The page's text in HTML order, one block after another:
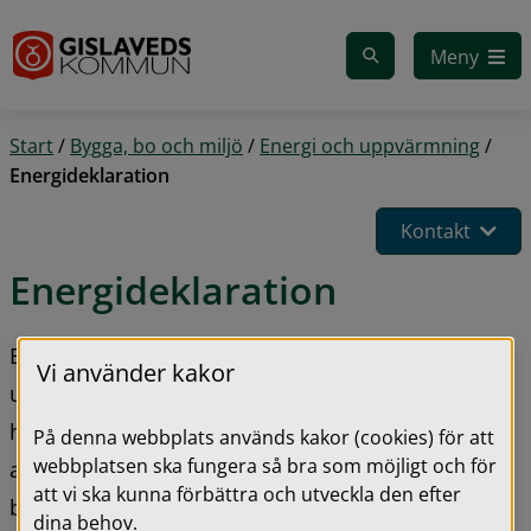
Meny
Start/ Bygga, bo och miljö / Energi och uppvärmning/
Energideklaration
Kontakt
Energideklaration
Energideklarationen är ett dokument med
uppgifter om hur mycket energi som går åt i ett
hus när det används. Energideklarationen är bland
annat till för den som ska köpa eller hyra en
bostad. Man kan då använda deklarationen för att
Vi använder kakor
På denna webbplats används kakor (cookies) för att
webbplatsen ska fungera så bra som möjligt och för
att vi ska kunna förbättra och utveckla den efter
dina behov.